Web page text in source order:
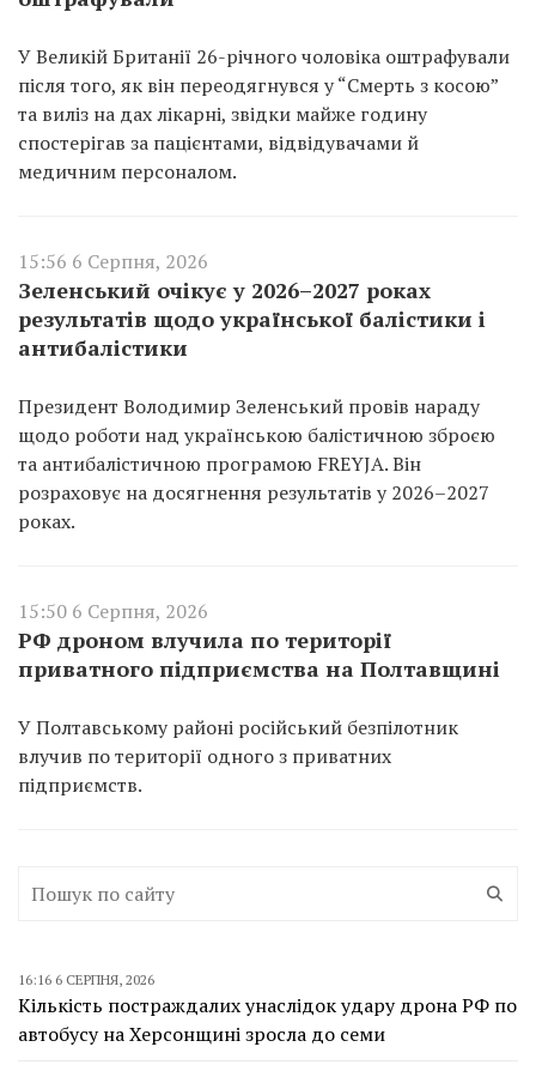
У Великій Британії 26-річного чоловіка оштрафували
після того, як він переодягнувся у “Смерть з косою”
та виліз на дах лікарні, звідки майже годину
спостерігав за пацієнтами, відвідувачами й
медичним персоналом.
15:56 6 Серпня, 2026
Зеленський очікує у 2026–2027 роках
результатів щодо української балістики і
антибалістики
Президент Володимир Зеленський провів нараду
щодо роботи над українською балістичною зброєю
та антибалістичною програмою FREYJA. Він
розраховує на досягнення результатів у 2026–2027
роках.
15:50 6 Серпня, 2026
РФ дроном влучила по території
приватного підприємства на Полтавщині
У Полтавському районі російський безпілотник
влучив по території одного з приватних
підприємств.
16:16 6 СЕРПНЯ, 2026
Кількість постраждалих унаслідок удару дрона РФ по
автобусу на Херсонщині зросла до семи